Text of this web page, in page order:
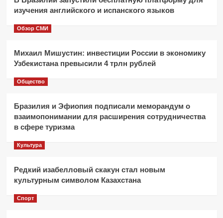
изучения английского и испанского языков
Обзор СМИ
Михаил Мишустин: инвестиции России в экономику
Узбекистана превысили 4 трлн рублей
Общество
Бразилия и Эфиопия подписали меморандум о
взаимопонимании для расширения сотрудничества
в сфере туризма
Культура
Редкий изабелловый скакун стал новым
культурным символом Казахстана
Спорт